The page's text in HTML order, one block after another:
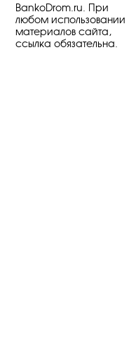
BankoDrom.ru. При
любом использовании
материалов сайта,
ссылка обязательна.